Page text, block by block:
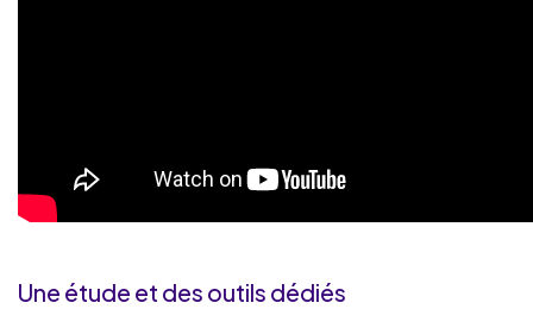
Une étude et des outils dédiés